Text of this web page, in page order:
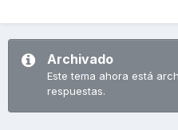
Archivado
Este tema ahora está
respuestas.